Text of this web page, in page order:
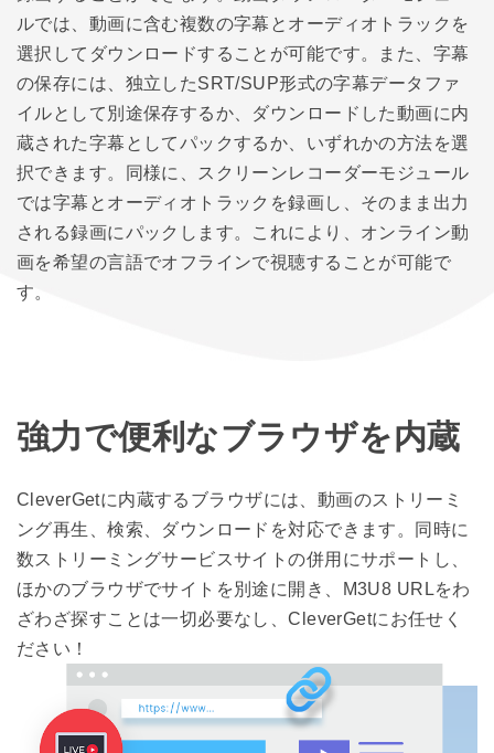
ルでは、動画に含む複数の字幕とオーディオトラックを
選択してダウンロードすることが可能です。また、字幕
の保存には、独立したSRT/SUP形式の字幕データファ
イルとして別途保存するか、ダウンロードした動画に内
蔵された字幕としてパックするか、いずれかの方法を選
択できます。同様に、スクリーンレコーダーモジュール
では字幕とオーディオトラックを録画し、そのまま出力
される録画にパックします。これにより、オンライン動
画を希望の言語でオフラインで視聴することが可能で
す。
強力で便利なブラウザを内蔵
CleverGetに内蔵するブラウザには、動画のストリーミ
ング再生、検索、ダウンロードを対応できます。同時に
数ストリーミングサービスサイトの併用にサポートし、
ほかのブラウザでサイトを別途に開き、M3U8 URLをわ
ざわざ探すことは一切必要なし、CleverGetにお任せく
ださい！